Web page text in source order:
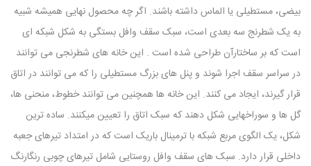
بیضی، مستطیلی یا الماس داشته باشند. اگر چه محصول نهایی همیشه شبیه
به یک شطرنج سه بعدی است، سبک سقف وافل بستگی به شکل شبکه ای
است که بر ساختارآن طراحی شده است . این خانه های شطرنجی می توانند
در سراسر سقف اجرا شوند و پنل های بزرگ مستطیلی را که می توانند در اتاق
قرار گیرند، ایجاد می کنند. این خانه ها همچنین می توانند خطوط، منحنی ها،
گل ها و سوراخهایی شکل دهند که سبک اتاق را تعیین میکنند. ساده ترین
شکل، یک الگوی مربع شبکه با ترمینال باریک است که در امتداد تیرهای جعبه
داخلی قرار دارد. سبک های سقف وافل روستایی شامل تیرهای چوبی رنگارنگ